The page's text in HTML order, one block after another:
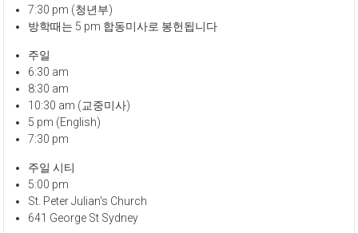
7:30 pm (청년부)
방학때는 5 pm 합동미사로 봉헌됩니다
주일
6:30 am
8:30 am
10:30 am (교중미사)
5 pm (English)
7:30 pm
주일 시티
5:00 pm
St. Peter Julian's Church
641 George St Sydney